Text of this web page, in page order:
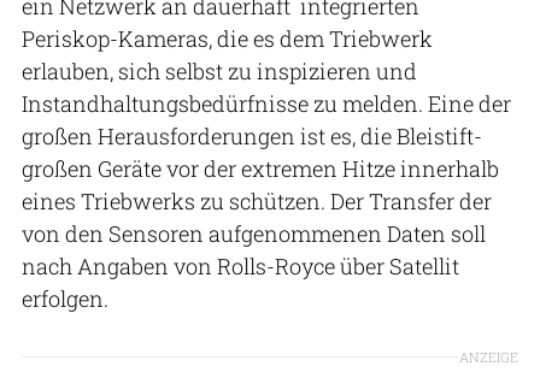
Periskop-Kameras, die es dem Triebwerk
erlauben, sich selbst zu inspizieren und
Instandhaltungsbedürfnisse zu melden. Eine der
großen Herausforderungen ist es, die Bleistift-
großen Geräte vor der extremen Hitze innerhalb
eines Triebwerks zu schützen. Der Transfer der
von den Sensoren aufgenommenen Daten soll
nach Angaben von Rolls-Royce über Satellit
erfolgen.
ANZEIGE